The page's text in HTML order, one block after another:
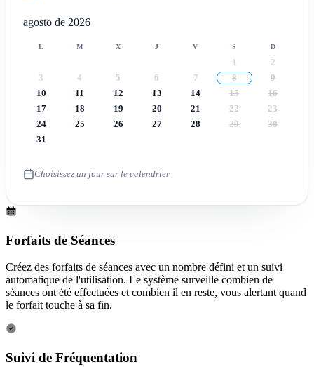
agosto de 2026
L M X J V S D
1
2
3
4 5 6 7 8
9
10
11 12 13 14 15
16
17
18 19 20 21 22
23
24
25 26 27 28 29
30
31
Choisissez un jour sur le calendrier
Forfaits de Séances
Créez des forfaits de séances avec un nombre défini et un suivi
automatique de l'utilisation. Le système surveille combien de
séances ont été effectuées et combien il en reste, vous alertant quand
le forfait touche à sa fin.
Suivi de Fréquentation